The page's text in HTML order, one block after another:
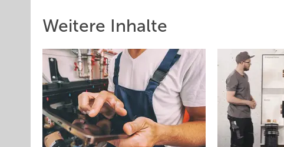
Weitere Inhalte